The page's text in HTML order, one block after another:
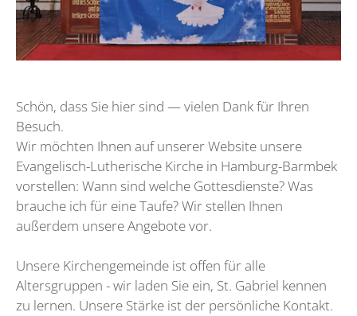
Schön, dass Sie hier sind — vielen Dank für Ihren
Besuch.
Wir möchten Ihnen auf unserer Website unsere
Evangelisch-Lutherische Kirche in Hamburg-Barmbek
vorstellen: Wann sind welche Gottesdienste? Was
brauche ich für eine Taufe? Wir stellen Ihnen
außerdem unsere Angebote vor.
Unsere Kirchengemeinde ist offen für alle
Altersgruppen - wir laden Sie ein, St. Gabriel kennen
zu lernen. Unsere Stärke ist der persönliche Kontakt.